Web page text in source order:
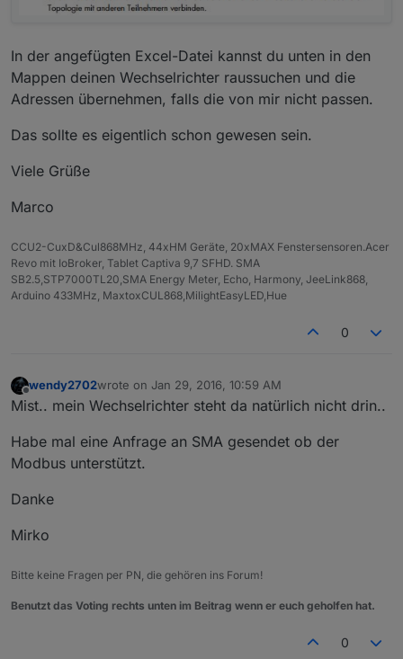
In der angefügten Excel-Datei kannst du unten in den
Mappen deinen Wechselrichter raussuchen und die
Adressen übernehmen, falls die von mir nicht passen.
Das sollte es eigentlich schon gewesen sein.
Viele Grüße
Marco
CCU2-CuxD&Cul868MHz, 44xHM Geräte, 20xMAX Fenstersensoren.Acer
Revo mit IoBroker, Tablet Captiva 9,7 SFHD. SMA
SB2.5,STP7000TL20,SMA Energy Meter, Echo, Harmony, JeeLink868,
Arduino 433MHz, MaxtoxCUL868,MilightEasyLED,Hue
0
Offline
wendy2702wrote on Jan 29, 2016, 10:59 AM
last edited by
Mist.. mein Wechselrichter steht da natürlich nicht drin..
Habe mal eine Anfrage an SMA gesendet ob der
Modbus unterstützt.
Danke
Mirko
Bitte keine Fragen per PN, die gehören ins Forum!
Benutzt das Voting rechts unten im Beitrag wenn er euch geholfen hat.
0